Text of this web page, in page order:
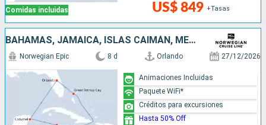
Comidas incluidas US$ 849 +Tasas
BAHAMAS, JAMAICA, ISLAS CAIMÁN, MÉXICO, ESTADOS UNIDOS
Norwegian Epic 8 d Orlando 27/12/2026
Animaciones Incluidas
Paquete WiFi*
Créditos para excursiones
Hasta 50% Off